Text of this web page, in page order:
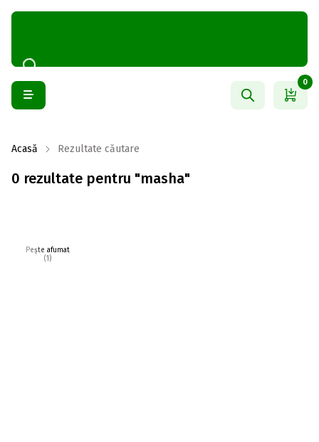
0
Acasă Rezultate căutare
0 rezultate pentru "masha"
Pește afumat
(1)